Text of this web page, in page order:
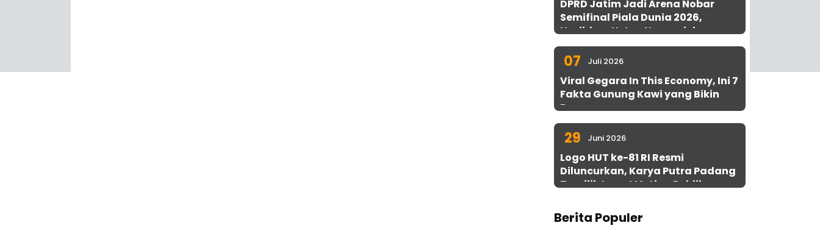
DPRD Jatim Jadi Arena Nobar
Semifinal Piala Dunia 2026,
Hadirkan Uston Nawawi dan
UMKM Gratis untuk 1.000 Warga
07 Juli 2026
Viral Gegara In This Economy, Ini 7
Fakta Gunung Kawi yang Bikin
Penasaran
29 Juni 2026
Logo HUT ke-81 RI Resmi
Diluncurkan, Karya Putra Padang
Terpilih Lewat Voting Publik
Berita Populer